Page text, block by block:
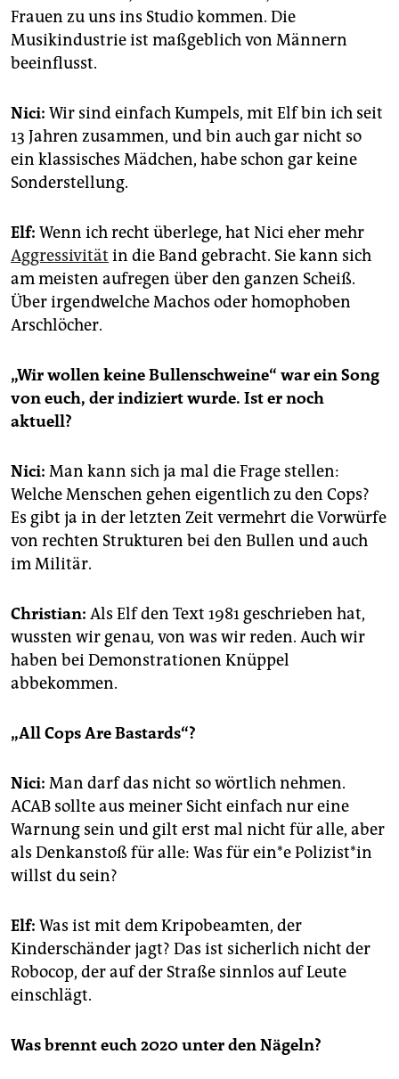
Frauen zu uns ins Studio kommen. Die
Musikindustrie ist maßgeblich von Männern
beeinflusst.
Nici: Wir sind einfach Kumpels, mit Elf bin ich seit
13 Jahren zusammen, und bin auch gar nicht so
ein klassisches Mädchen, habe schon gar keine
Sonderstellung.
Elf: Wenn ich recht überlege, hat Nici eher mehr
Aggressivität in die Band gebracht. Sie kann sich
am meisten aufregen über den ganzen Scheiß.
Über irgendwelche Machos oder homophoben
Arschlöcher.
„Wir wollen keine Bullenschweine“ war ein Song
von euch, der indiziert wurde. Ist er noch
aktuell?
Nici: Man kann sich ja mal die Frage stellen:
Welche Menschen gehen eigentlich zu den Cops?
Es gibt ja in der letzten Zeit vermehrt die Vorwürfe
von rechten Strukturen bei den Bullen und auch
im Militär.
Christian: Als Elf den Text 1981 geschrieben hat,
wussten wir genau, von was wir reden. Auch wir
haben bei Demon­strationen Knüppel
abbekommen.
„All Cops Are Bastards“?
Nici: Man darf das nicht so wörtlich nehmen.
ACAB sollte aus meiner Sicht einfach nur eine
Warnung sein und gilt erst mal nicht für alle, aber
als Denkanstoß für alle: Was für ein*e Polizist*in
willst du sein?
Elf: Was ist mit dem Kripobeamten, der
Kinderschänder jagt? Das ist sicherlich nicht der
Robocop, der auf der Straße sinnlos auf Leute
einschlägt.
Was brennt euch 2020 unter den Nägeln?